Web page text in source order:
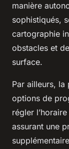
manière
sophistiqués,
cartographie
obstacles et
surface.
Par ailleurs, la
options de
régler
assurant une